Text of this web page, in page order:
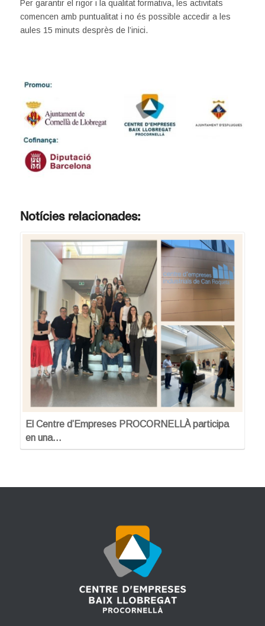
Per garantir el rigor i la qualitat formativa, les activitats
comencen amb puntualitat i no és possible accedir a les
aules 15 minuts desprès de l’inici.
Notícies relacionades:
El Centre d’Empreses PROCORNELLÀ participa
en una…